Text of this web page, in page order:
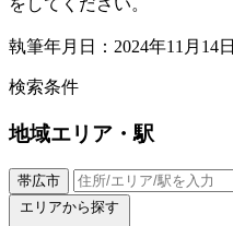
執筆年月日：2024年11月14日
検索条件
地域エリア・駅
帯広市
エリアから探す